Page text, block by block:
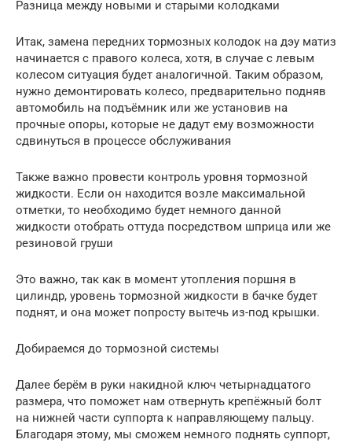
Разница между новыми и старыми колодками
Итак, замена передних тормозных колодок на дэу матиз
начинается с правого колеса, хотя, в случае с левым
колесом ситуация будет аналогичной. Таким образом,
нужно демонтировать колесо, предварительно подняв
автомобиль на подъёмник или же установив на
прочные опоры, которые не дадут ему возможности
сдвинуться в процессе обслуживания
Также важно провести контроль уровня тормозной
жидкости. Если он находится возле максимальной
отметки, то необходимо будет немного данной
жидкости отобрать оттуда посредством шприца или же
резиновой груши
Это важно, так как в момент утопления поршня в
цилиндр, уровень тормозной жидкости в бачке будет
поднят, и она может попросту вытечь из-под крышки.
Добираемся до тормозной системы
Далее берём в руки накидной ключ четырнадцатого
размера, что поможет нам отвернуть крепёжный болт
на нижней части суппорта к направляющему пальцу.
Благодаря этому, мы сможем немного поднять суппорт,